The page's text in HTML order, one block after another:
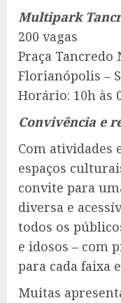
Multipark
200 vagas
Praça Tancredo
Florianópolis –
Horário: 10h às
Convivência e
Com atividades
espaços
convite para
diversa e
todos os
e idosos – com
para cada faixa
Muitas